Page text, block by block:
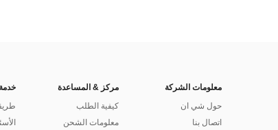
معلومات الشركة
حول شي ان
اتصال بنا
مركز & المساعدة
كيفية الطلب
معلومات الشحن